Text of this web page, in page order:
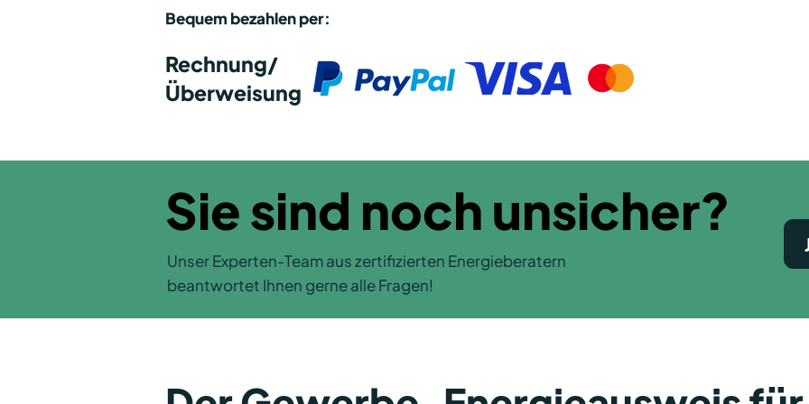
Bequem bezahlen per:
Rechnung/
Überweisung
Sie sind noch unsicher?
Unser Experten-Team aus zertifizierten Energieberatern
beantwortet Ihnen gerne alle Fragen!